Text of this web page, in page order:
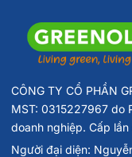
CÔNG TY CỔ PHẦN
MST: 0315227967 do
doanh nghiệp. Cấp
Người đại diện: